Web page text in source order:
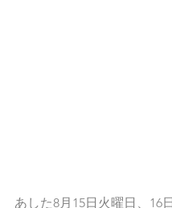
あした8月15日火曜日、16